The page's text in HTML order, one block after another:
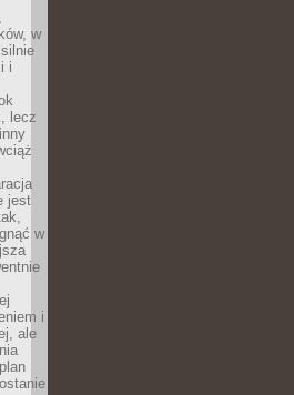
w
i
lecz
jest
w
i
ale